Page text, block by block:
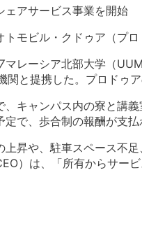
ェアサービス事業を開始
モビル・クドゥア（プロ
マレーシア北部大学（
関と提携した。 プロドゥ
キャンパス内の寮と講義
で、 歩合制の報酬が支払
昇や、駐車スペース不足
）は、「所有からサー